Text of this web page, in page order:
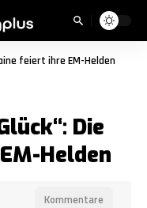
feiert ihre EM-Helden
Die
Helden
Kommentare